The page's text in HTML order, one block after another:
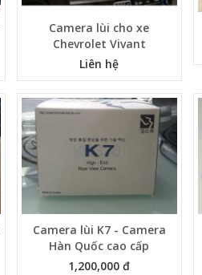
Camera lùi cho xe
Chevrolet Vivant
Liên hệ
Camera lùi K7 - Camera
Hàn Quốc cao cấp
1,200,000 đ